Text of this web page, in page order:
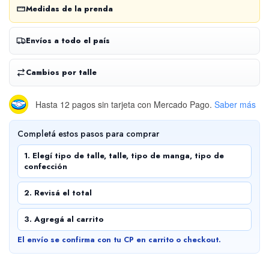
Medidas de la prenda
Envíos a todo el país
Cambios por talle
Hasta 12 pagos sin tarjeta con Mercado Pago. Saber más
Completá estos pasos para comprar
1. Elegí tipo de talle, talle, tipo de manga, tipo de
confección
2. Revisá el total
3. Agregá al carrito
El envío se confirma con tu CP en carrito o checkout.